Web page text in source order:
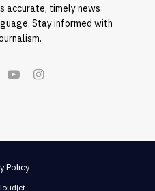
accurate, timely news
Stay informed with
Policy